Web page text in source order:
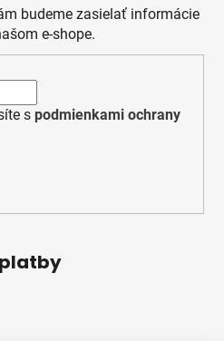
budeme zasielať informácie
e-shope.
s podmienkami ochrany